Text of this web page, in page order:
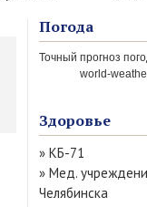
Погода
world-
Здоровье
» КБ-71
» Мед.
Челябинска